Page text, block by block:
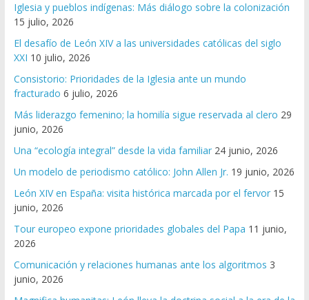
Iglesia y pueblos indígenas: Más diálogo sobre la colonización
15 julio, 2026
El desafío de León XIV a las universidades católicas del siglo
XXI 10 julio, 2026
Consistorio: Prioridades de la Iglesia ante un mundo
fracturado 6 julio, 2026
Más liderazgo femenino; la homilía sigue reservada al clero 29
junio, 2026
Una “ecología integral” desde la vida familiar 24 junio, 2026
Un modelo de periodismo católico: John Allen Jr. 19 junio, 2026
León XIV en España: visita histórica marcada por el fervor 15
junio, 2026
Tour europeo expone prioridades globales del Papa 11 junio,
2026
Comunicación y relaciones humanas ante los algoritmos 3
junio, 2026